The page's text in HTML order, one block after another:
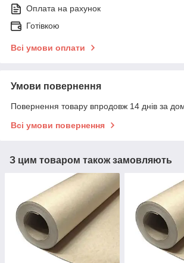
Оплата на рахунок
Готівкою
Всі умови оплати
Умови повернення
Повернення товару впродовж 14 днів за
Всі умови повернення
З цим товаром також замовляють